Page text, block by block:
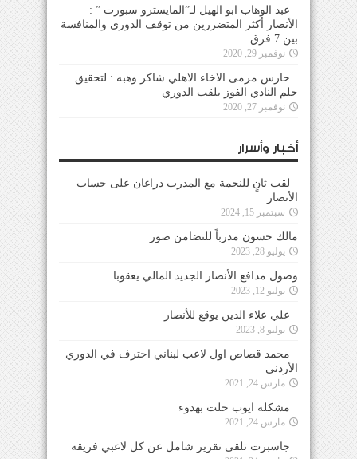
عبد الوهاب ابو الهيل لـ”المايسترو سبورت ” :
الأنصار أكثر المتضررين من توقف الدوري والمنافسة
بين 7 فرق
نوفمبر 29, 2020
حارس مرمى الاخاء الاهلي شاكر وهبه : لتحقيق
حلم النادي الفوز بلقب الدوري
نوفمبر 27, 2020
أخبار وأسرار
لقب ثانٍ للنجمة مع المدرب دراغان على حساب
الأنصار
سبتمبر 15, 2024
مالك حسون مدرباً للتضامن صور
يوليو 28, 2023
وصول مدافع الأنصار الجديد المالي يعقوبا
يوليو 12, 2023
علي علاء الدين يوقع للأنصار
يوليو 8, 2023
محمد قصاص اول لاعب لبناني احترف في الدوري
الأردني
مارس 24, 2021
مشكلة ايوب حلت بهدوء
مارس 24, 2021
جاسبرت تلقى تقرير شامل عن كل لاعبي فريقه